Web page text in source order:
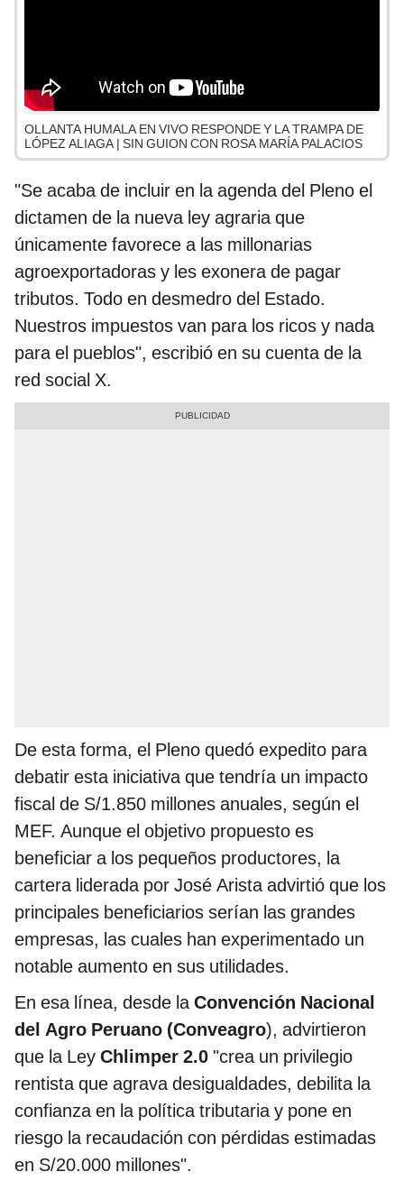
OLLANTA HUMALA EN VIVO RESPONDE Y LA TRAMPA DE
LÓPEZ ALIAGA | SIN GUION CON ROSA MARÍA PALACIOS
"Se acaba de incluir en la agenda del Pleno el
dictamen de la nueva ley agraria que
únicamente favorece a las millonarias
agroexportadoras y les exonera de pagar
tributos. Todo en desmedro del Estado.
Nuestros impuestos van para los ricos y nada
para el pueblos", escribió en su cuenta de la
red social X.
De esta forma, el Pleno quedó expedito para
debatir esta iniciativa que tendría un impacto
fiscal de S/1.850 millones anuales, según el
MEF. Aunque el objetivo propuesto es
beneficiar a los pequeños productores, la
cartera liderada por José Arista advirtió que los
principales beneficiarios serían las grandes
empresas, las cuales han experimentado un
notable aumento en sus utilidades.
En esa línea, desde laConvención Nacional
del Agro Peruano (Conveagro), advirtieron
que la Ley Chlimper 2.0 "crea un privilegio
rentista que agrava desigualdades, debilita la
confianza en la política tributaria y pone en
riesgo la recaudación con pérdidas estimadas
en S/20.000 millones".